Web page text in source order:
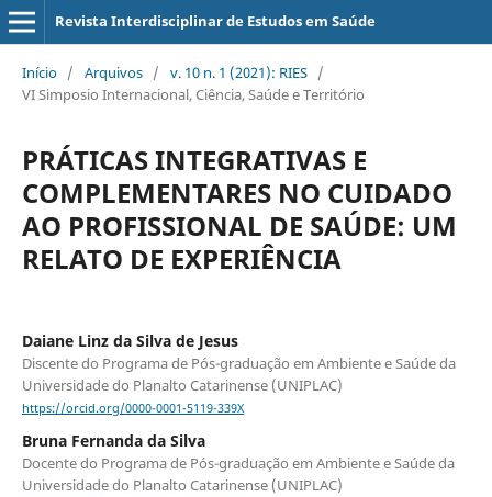
Revista Interdisciplinar de Estudos em Saúde
Início / Arquivos / v. 10 n. 1 (2021): RIES /
VI Simposio Internacional, Ciência, Saúde e Território
PRÁTICAS INTEGRATIVAS E
COMPLEMENTARES NO CUIDADO
AO PROFISSIONAL DE SAÚDE: UM
RELATO DE EXPERIÊNCIA
Daiane Linz da Silva de Jesus
Discente do Programa de Pós-graduação em Ambiente e Saúde da
Universidade do Planalto Catarinense (UNIPLAC)
https://orcid.org/0000-0001-5119-339X
Bruna Fernanda da Silva
Docente do Programa de Pós-graduação em Ambiente e Saúde da
Universidade do Planalto Catarinense (UNIPLAC)